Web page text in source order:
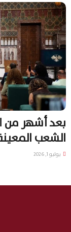
بعد أشهر من
الشعب
يوليو 1, 2026